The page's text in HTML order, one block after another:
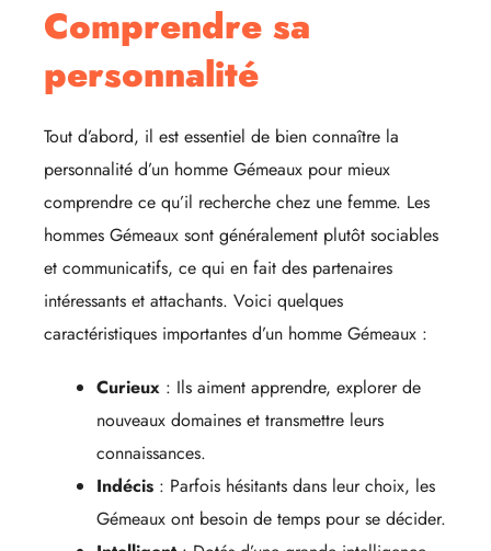
Comprendre sa
personnalité
Tout d’abord, il est essentiel de bien connaître la
personnalité d’un homme Gémeaux pour mieux
comprendre ce qu’il recherche chez une femme. Les
hommes Gémeaux sont généralement plutôt sociables
et communicatifs, ce qui en fait des partenaires
intéressants et attachants. Voici quelques
caractéristiques importantes d’un homme Gémeaux :
Curieux : Ils aiment apprendre, explorer de
nouveaux domaines et transmettre leurs
connaissances.
Indécis : Parfois hésitants dans leur choix, les
Gémeaux ont besoin de temps pour se décider.